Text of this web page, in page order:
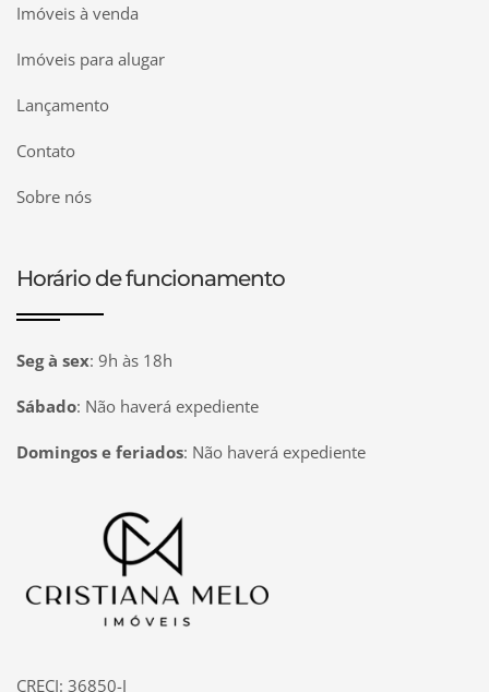
Imóveis à venda
Imóveis para alugar
Lançamento
Contato
Sobre nós
Horário de funcionamento
Seg à sex: 9h às 18h
Sábado: Não haverá expediente
Domingos e feriados: Não haverá expediente
Página inicial
CRECI: 36850-J